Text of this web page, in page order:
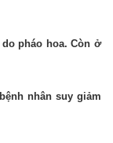
pháo hoa. Còn ở
nhân suy giảm